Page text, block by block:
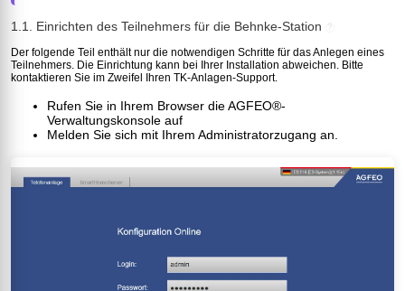
1.1. Einrichten des Teilnehmers für die Behnke-Station ?
Der folgende Teil enthält nur die notwendigen Schritte für das Anlegen eines
Teilnehmers. Die Einrichtung kann bei Ihrer Installation abweichen. Bitte
kontaktieren Sie im Zweifel Ihren TK-Anlagen-Support.
Rufen Sie in Ihrem Browser die AGFEO®-
Verwaltungskonsole auf
Melden Sie sich mit Ihrem Administratorzugang an.